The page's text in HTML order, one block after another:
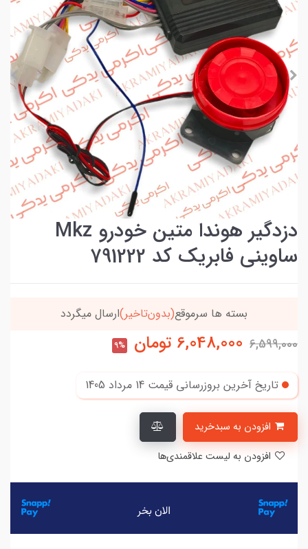
دزدگیر هوندا متین خودرو Mkz
ساوینی فابریک کد 791222
بسته ها سرموقع(بدون‌تاخیر)ارسال میگردد
6,599,000
6,048,000 تومان 9%
تاریخ آخرین بروزرسانی قیمت 14 مرداد 1405